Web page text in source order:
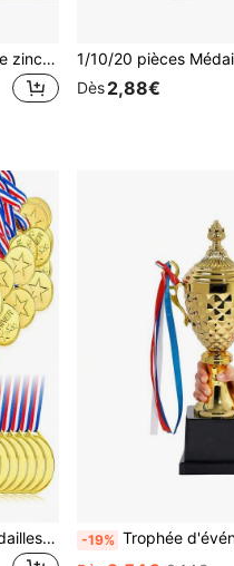
1 pièce Médaille en alliage de zinc premium, convient pour les sports et les activités de plein air, les marathons, les fêtes de Noël et la décoration, médaille de champion de compétition sportive avec sangle de cou, convient pour les sports, les compétitions de jeux, les accessoires, les récompenses, les cadeaux de fête et la décoration
Dès 2,88€
10/30/50 pièces Petites médailles en plastique doré, sac de faveurs de fête multi-articles, convient pour les jeux et les célébrations, les remplisseurs de paniers, parfait pour les fêtes, les événements sportifs, les fêtes d'anniversaire, les jeux de ballon, les rencontres athlétiques et les récompenses d'équipe
-19% Trophée d'événement sportif, 1 pièce Trophée Coupe, Trophée de tournoi